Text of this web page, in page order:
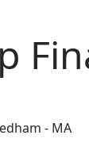
- MA